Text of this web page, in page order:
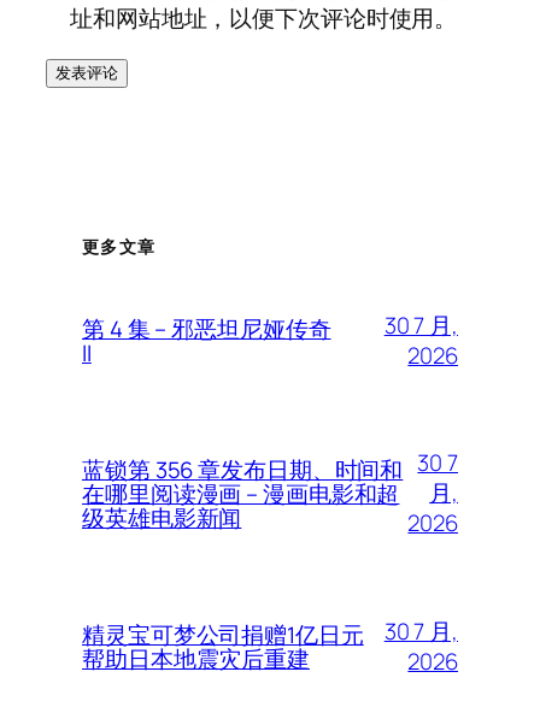
址和网站地址，以便下次评论时使用。
更多文章
第 4 集 – 邪恶坦尼娅传奇
II
30 7 月,
2026
蓝锁第 356 章发布日期、时间和
在哪里阅读漫画 – 漫画电影和超
级英雄电影新闻
30 7
月,
2026
精灵宝可梦公司捐赠1亿日元
帮助日本地震灾后重建
30 7 月,
2026